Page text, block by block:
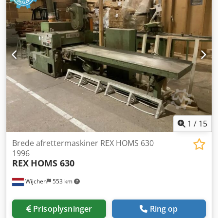
1 / 15
Wijchen 553 km
Brede afrettermaskiner REX HOMS 630
1996
REX HOMS 630
Prisoplysninger Ring op